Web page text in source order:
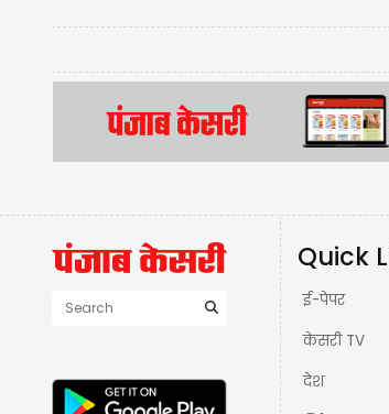
Quick
ई-पेपर
केसरी TV
देश